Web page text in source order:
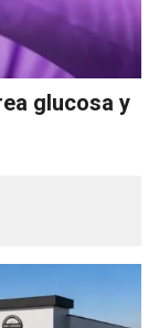
glucosa y